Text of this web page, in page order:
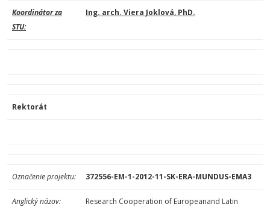
Koordinátor za
STU:
Ing. arch. Viera Joklová, PhD.
Rektorát
Označenieprojektu: 372556-EM-1-2012-11-SK-ERA-MUNDUS-EMA3
Anglický názov:
Research Cooperation of Europeanand Latin